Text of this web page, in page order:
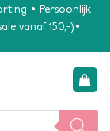
• Persoonlijk
vanaf 150,-)•